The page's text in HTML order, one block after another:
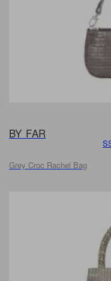
BY FAR
Grey Croc Rachel Bag